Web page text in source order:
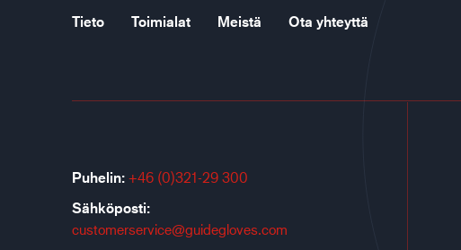
Tieto Toimialat Meistä Ota yhteyttä
Puhelin: +46 (0)321-29 300
Sähköposti:
customerservice@guidegloves.com